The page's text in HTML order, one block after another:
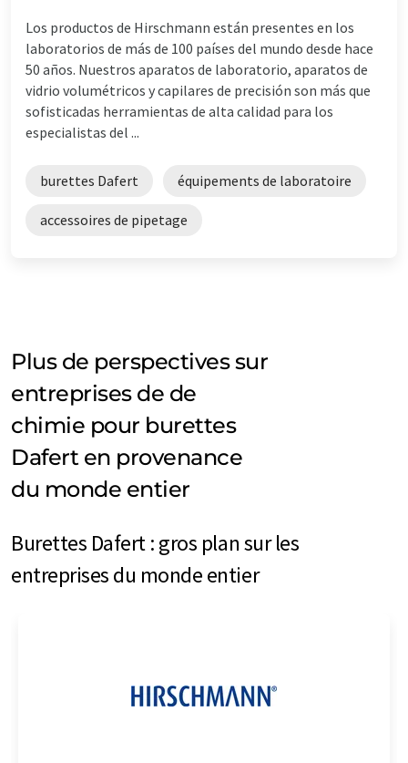
Los productos de Hirschmann están presentes en los
laboratorios de más de 100 países del mundo desde hace
50 años. Nuestros aparatos de laboratorio, aparatos de
vidrio volumétricos y capilares de precisión son más que
sofisticadas herramientas de alta calidad para los
especialistas del ...
burettes Dafert équipements de laboratoire
accessoires de pipetage
Plus de perspectives sur
entreprises de de
chimie pour burettes
Dafert en provenance
du monde entier
Burettes Dafert : gros plan sur les
entreprises du monde entier